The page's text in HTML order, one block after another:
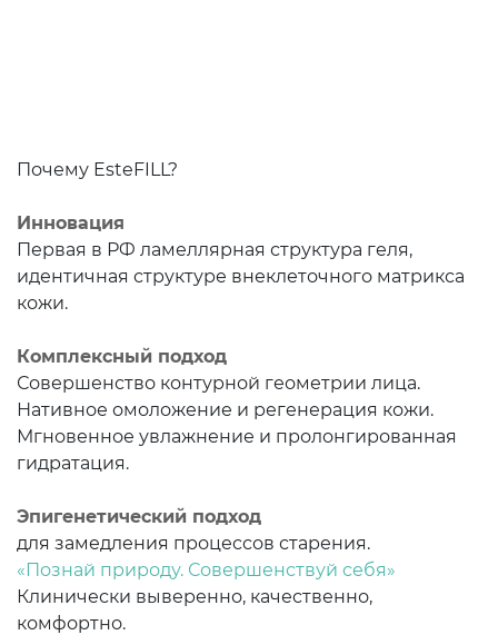
Почему EsteFILL?
Инновация
Первая в РФ ламеллярная структура геля,
идентичная структуре внеклеточного матрикса
кожи.
Комплексный подход
Совершенство контурной геометрии лица.
Нативное омоложение и регенерация кожи.
Мгновенное увлажнение и пролонгированная
гидратация.
Эпигенетический подход
для замедления процессов старения.
«Познай природу. Совершенствуй себя»
Клинически выверенно, качественно,
комфортно.